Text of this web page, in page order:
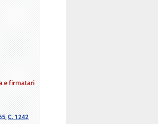
e firmatari
, C. 1242